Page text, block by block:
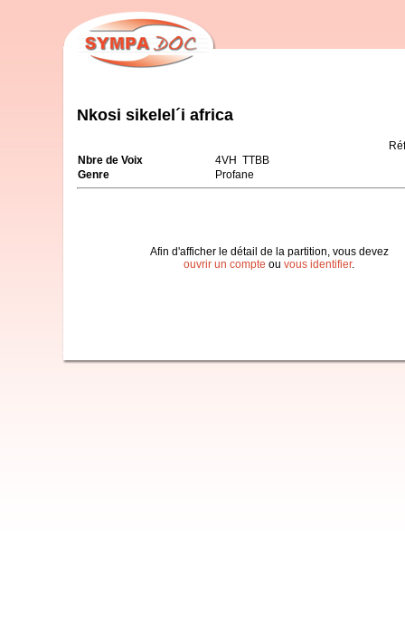
Nkosi sikelel´i africa
Nbre de Voix
4VH TTBB
Genre
Profane
Afin d'afficher le détail de la partition, vous devez
ouvrir un compte ou vous identifier.